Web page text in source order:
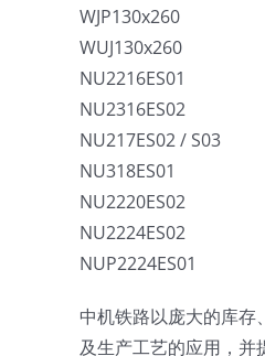
WJP130x260
WUJ130x260
NU2216ES01
NU2316ES02
NU217ES02 / S03
NU318ES01
NU2220ES02
NU2224ES02
NUP2224ES01
中机铁路以庞大的库
及生产工艺的应用，并